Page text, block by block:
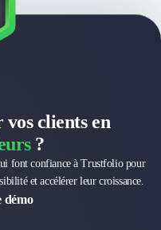
clients en
?
font confiance à Trustfolio pour
et accélérer leur croissance.
démo